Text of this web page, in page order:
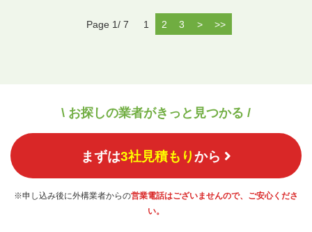
Page 1/ 7 1 2 3 > >>
\ お探しの業者がきっと見つかる /
まずは3社見積もりから
※申し込み後に外構業者からの営業電話はございませんので、ご安心くださ
い。